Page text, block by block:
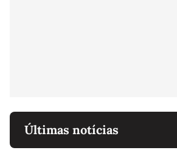
Últimas notícias